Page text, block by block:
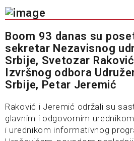
Boom 93 danas su
sekretar Nezavisnog
Srbije, Svetozar
Izvršnog odbora
Srbije, Petar Jeremić
Raković i Jeremić održali su
glavnim i odgovornim
i urednikom informativnog